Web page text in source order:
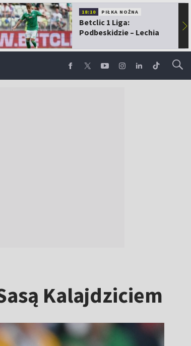
18:10 PIŁKA NOŻNA
Betclic 1 Liga:
Podbeskidzie – Lechia
▶
Kalajdziciem